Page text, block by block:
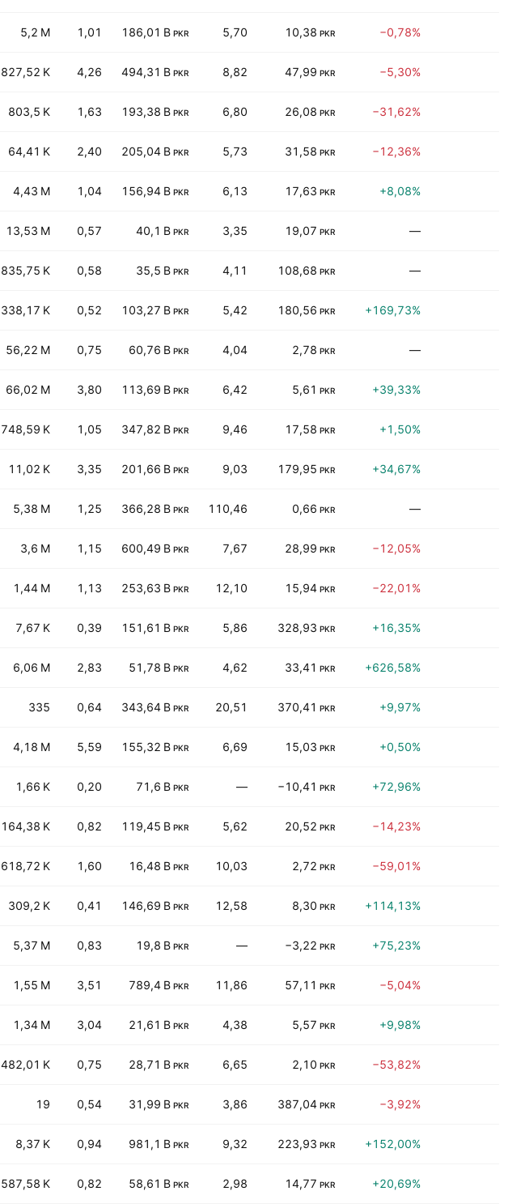
5,2 M 1,01 186,01 B PKR 5,70 10,38 PKR −0,78%
827,52 K 4,26 494,31 B PKR 8,82 47,99 PKR −5,30%
803,5 K 1,63 193,38 B PKR 6,80 26,08 PKR −31,62%
64,41 K 2,40 205,04 B PKR 5,73 31,58 PKR −12,36%
4,43 M 1,04 156,94 B PKR 6,13 17,63 PKR +8,08%
13,53 M 0,57 40,1 B PKR 3,35 19,07 PKR —
835,75 K 0,58 35,5 B PKR 4,11 108,68 PKR —
338,17 K 0,52 103,27 B PKR 5,42 180,56 PKR +169,73%
56,22 M 0,75 60,76 B PKR 4,04 2,78 PKR —
66,02 M 3,80 113,69 B PKR 6,42 5,61 PKR +39,33%
748,59 K 1,05 347,82 B PKR 9,46 17,58 PKR +1,50%
11,02 K 3,35 201,66 B PKR 9,03 179,95 PKR +34,67%
5,38 M 1,25 366,28 B PKR 110,46 0,66 PKR —
3,6 M 1,15 600,49 B PKR 7,67 28,99 PKR −12,05%
1,44 M 1,13 253,63 B PKR 12,10 15,94 PKR −22,01%
7,67 K 0,39 151,61 B PKR 5,86 328,93 PKR +16,35%
6,06 M 2,83 51,78 B PKR 4,62 33,41 PKR +626,58%
335 0,64 343,64 B PKR 20,51 370,41 PKR +9,97%
4,18 M 5,59 155,32 B PKR 6,69 15,03 PKR +0,50%
1,66 K 0,20 71,6 B PKR — −10,41 PKR +72,96%
164,38 K 0,82 119,45 B PKR 5,62 20,52 PKR −14,23%
618,72 K 1,60 16,48 B PKR 10,03 2,72 PKR −59,01%
309,2 K 0,41 146,69 B PKR 12,58 8,30 PKR +114,13%
5,37 M 0,83 19,8 B PKR — −3,22 PKR +75,23%
1,55 M 3,51 789,4 B PKR 11,86 57,11 PKR −5,04%
1,34 M 3,04 21,61 B PKR 4,38 5,57 PKR +9,98%
482,01 K 0,75 28,71 B PKR 6,65 2,10 PKR −53,82%
19 0,54 31,99 B PKR 3,86 387,04 PKR −3,92%
8,37 K 0,94 981,1 B PKR 9,32 223,93 PKR +152,00%
587,58 K 0,82 58,61 B PKR 2,98 14,77 PKR +20,69%